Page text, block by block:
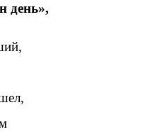
день»,